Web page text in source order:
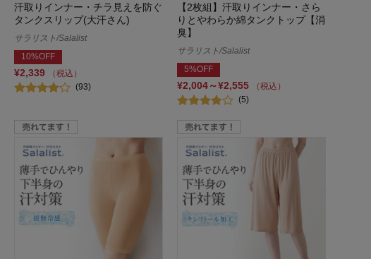
汗取りインナー・チラ見えを防ぐ
タンクスリップ(大汗さん)
サラリスト/Salalist
10%OFF
¥2,339
（税込）
(93)
【2枚組】汗取りインナー・さら
りとやわらか綿タンクトップ【消
臭】
サラリスト/Salalist
5%OFF
¥2,004～¥2,555
（税込）
(5)